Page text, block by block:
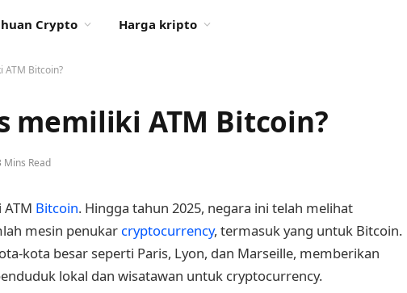
Crypto Harga kripto
ATM Bitcoin?
memiliki ATM Bitcoin?
Mins Read
Bitcoin. Hingga tahun 2025, negara ini telah melihat
mesin penukar cryptocurrency, termasuk yang untuk Bitcoin.
kota besar seperti Paris, Lyon, dan Marseille, memberikan
lokal dan wisatawan untuk cryptocurrency.